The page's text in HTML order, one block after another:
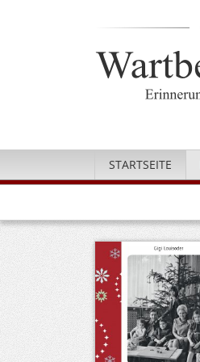
STARTSEITE